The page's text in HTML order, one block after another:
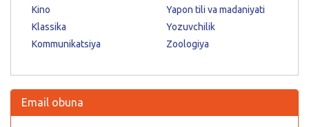
Kino
Klassika
Kommunikatsiya
Yapon tili va madaniyati
Yozuvchilik
Zoologiya
Email obuna